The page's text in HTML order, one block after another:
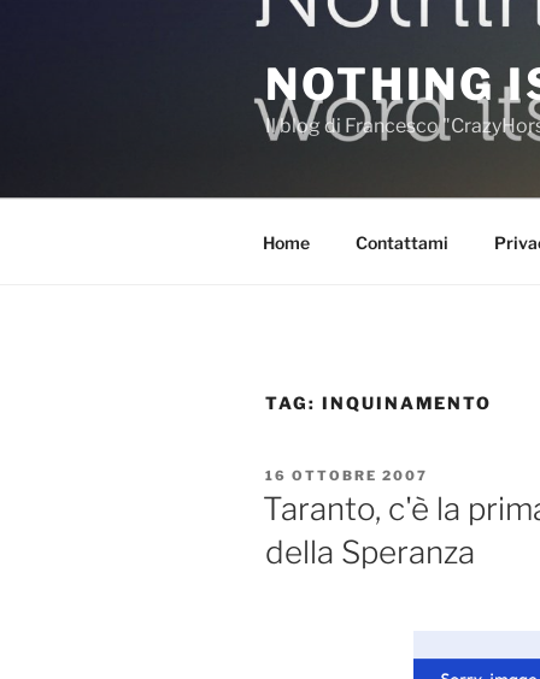
NOTHING
Il blog di Francesco
Home Contattami
TAG: INQUINAMENTO
PUBBLICATO
IL
16 OTTOBRE 2007
Taranto, c'è la
della Speranza